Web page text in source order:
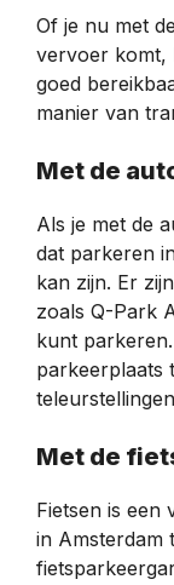
Of je nu met
vervoer komt,
goed
manier van
Met de
Als je met de
dat parkeren
kan zijn. Er
zoals Q-Park
kunt
parkeerplaats
Met de
Fietsen is een
in Amsterdam